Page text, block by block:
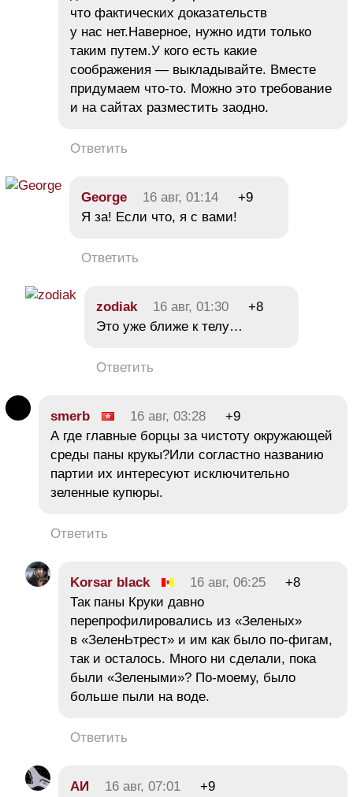
что фактических доказательств
у нас нет.Наверное, нужно идти только
таким путем.У кого есть какие
соображения — выкладывайте. Вместе
придумаем что-то. Можно это требование
и на сайтах разместить заодно.
Ответить
George 16 авг, 01:14
+9
Я за! Если что, я с вами!
Ответить
zodiak 16 авг, 01:30
+8
Это уже ближе к телу…
Ответить
smerb 16 авг, 03:28
+9
А где главные борцы за чистоту окружающей
среды паны крукы?Или согластно названию
партии их интересуют исключительно
зеленные купюры.
Ответить
Korsar black 16 авг, 06:25
+8
Так паны Круки давно
перепрофилировались из «Зеленых»
в «ЗеленЬтрест» и им как было по-фигам,
так и осталось. Много ни сделали, пока
были «Зелеными»? По-моему, было
больше пыли на воде.
Ответить
АИ 16 авг, 07:01
+9